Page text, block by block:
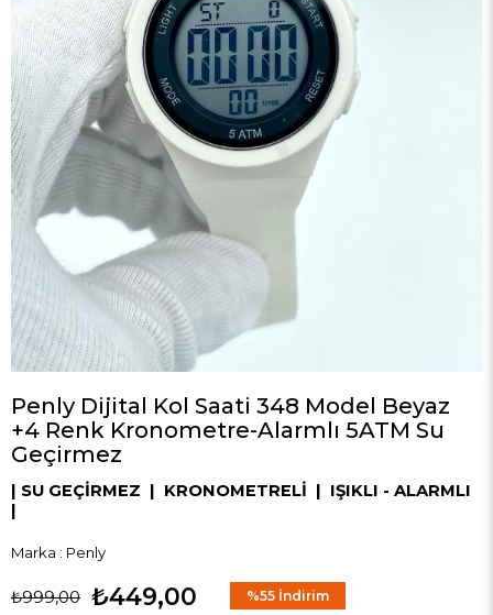
Penly Dijital Kol Saati 348 Model Beyaz
+4 Renk Kronometre-Alarmlı 5ATM Su
Geçirmez
| SU GEÇİRMEZ | KRONOMETRELİ | IŞIKLI - ALARMLI
|
Marka : Penly
₺999,00 ₺449,00 %55 İndirim